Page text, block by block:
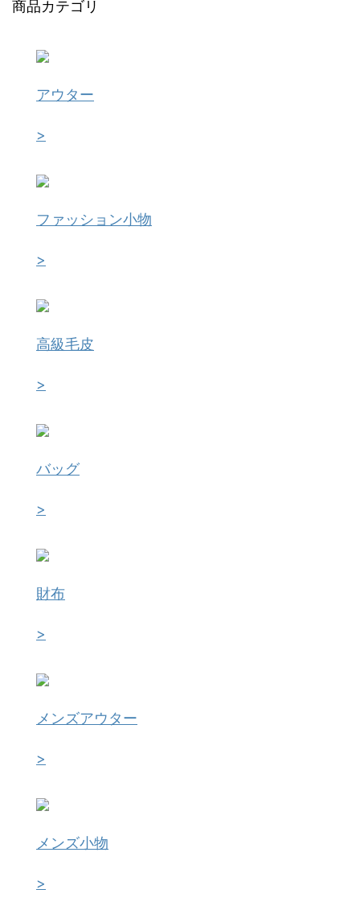
商品カテゴリ
アウター
>
ファッション小物
>
高級毛皮
>
バッグ
>
財布
>
メンズアウター
>
メンズ小物
>